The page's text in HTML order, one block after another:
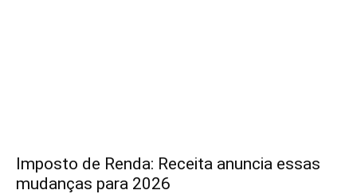
Imposto de Renda: Receita anuncia essas
mudanças para 2026